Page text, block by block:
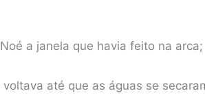
a janela que havia feito na arca;
até que as águas se